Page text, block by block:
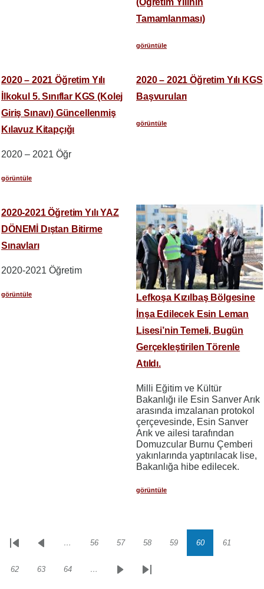
(Öğretim Yılının
Tamamlanması)
görüntüle
2020 – 2021 Öğretim Yılı
İlkokul 5. Sınıflar KGS (Kolej
Giriş Sınavı) Güncellenmiş
Kılavuz Kitapçığı
2020 – 2021 Öğr
görüntüle
2020 – 2021 Öğretim Yılı KGS
Başvuruları
görüntüle
2020-2021 Öğretim Yılı YAZ
DÖNEMİ Dıştan Bitirme
Sınavları
2020-2021 Öğretim
görüntüle
Lefkoşa Kızılbaş Bölgesine
İnşa Edilecek Esin Leman
Lisesi’nin Temeli, Bugün
Gerçekleştirilen Törenle
Atıldı.
Milli Eğitim ve Kültür
Bakanlığı ile Esin Sanver Arık
arasında imzalanan protokol
çerçevesinde, Esin Sanver
Arık ve ailesi tarafından
Domuzcular Burnu Çemberi
yakınlarında yaptırılacak lise,
Bakanlığa hibe edilecek.
görüntüle
Sayfalama
İlk
Önceki… Sayfa
56 Sayfa
57 Sayfa
58 Sayfa
59 Sayfa
60 Sayfa
61
Sayfa
62 Sayfa
63 Sayfa
64 …
SonrakiSon